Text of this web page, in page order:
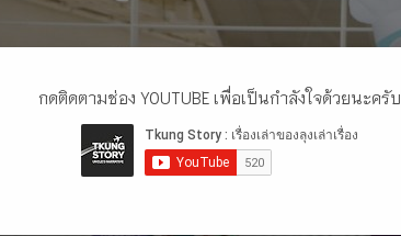
กดติดตามช่อง YOUTUBE เพื่อเป็นกำลังใจด้วยนะครับ